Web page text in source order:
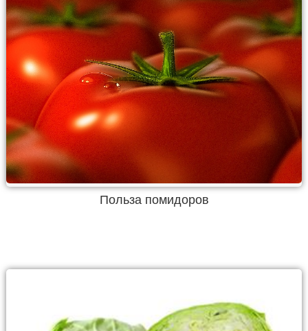
Польза помидоров